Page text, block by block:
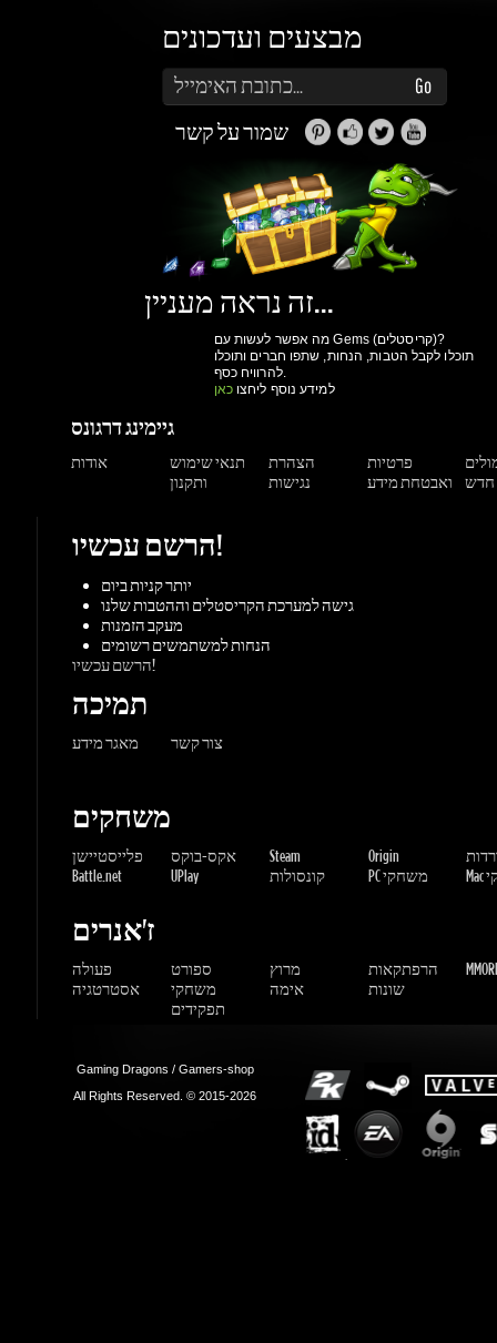
שמור על קשר
זה נראה מעניין...
תוכלו לקבל הטבות, הנחות, שתפו חברים ותוכלו
למידע נוסף ליחצוכאן
תנאי שימוש
הצהרת
נגישות
פרטיות
הרשם עכשיו!
יותר קניות ביום
הנחות למשתמשים רשומים
תמיכה
מאגר מידע צור קשר
משחקים
פלייסטיישן אקס-בוקס
ז'אנרים
פעולה ספורט מרוץ הרפתקאות
אסטרטגיה
משחקי
אימה שונות
Gaming Dragons / Gamers-shop
All Rights Reserved. © 2015-2026